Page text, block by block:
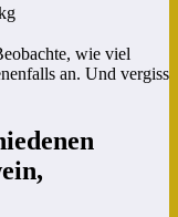
wie viel
an. Und vergiss